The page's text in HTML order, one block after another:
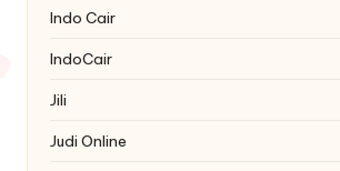
Indo Cair
IndoCair
Jili
Judi Online